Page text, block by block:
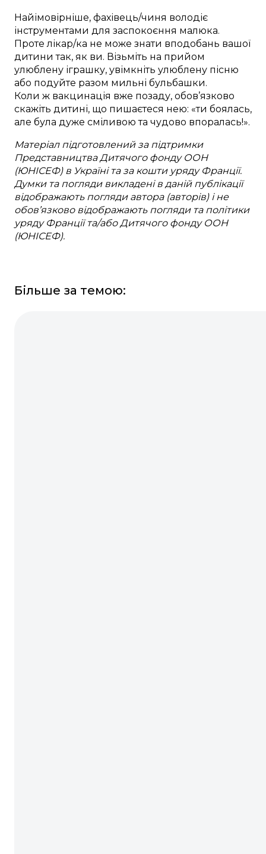
Найімовірніше, фахівець/чиня володіє
інструментами для заспокоєння малюка.
Проте лікар/ка не може знати вподобань вашої
дитини так, як ви. Візьміть на прийом
улюблену іграшку, увімкніть улюблену пісню
або подуйте разом мильні бульбашки.
Коли ж вакцинація вже позаду, обов’язково
скажіть дитині, що пишаєтеся нею: «ти боялась,
але була дуже сміливою та чудово впоралась!».
Матеріал підготовлений за підтримки
Представництва Дитячого фонду ООН
(ЮНІСЕФ) в Україні та за кошти уряду Франції.
Думки та погляди викладені в даній публікації
відображають погляди автора (авторів) і не
обов’язково відображають погляди та політики
уряду Франції та/або Дитячого фонду ООН
(ЮНІСЕФ).
Більше за темою: